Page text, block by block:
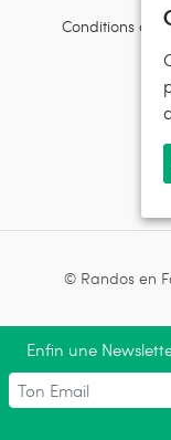
Conditions
© Randos en
Enfin une